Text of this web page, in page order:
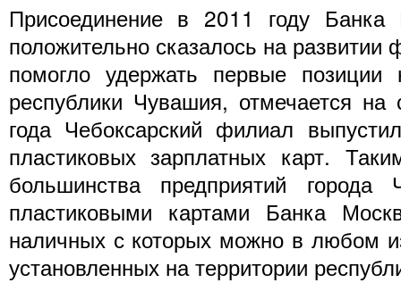
Присоединение в 2011 году
положительно сказалось на
помогло удержать первые
республики Чувашия, отмечается
года Чебоксарский филиал
пластиковых зарплатных карт.
большинства предприятий города
пластиковыми картами Банка
наличных с которых можно в любом
установленных на территории